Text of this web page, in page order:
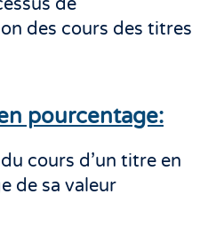
de
des cours des titres
pourcentage:
cours d’un titre en
de sa valeur